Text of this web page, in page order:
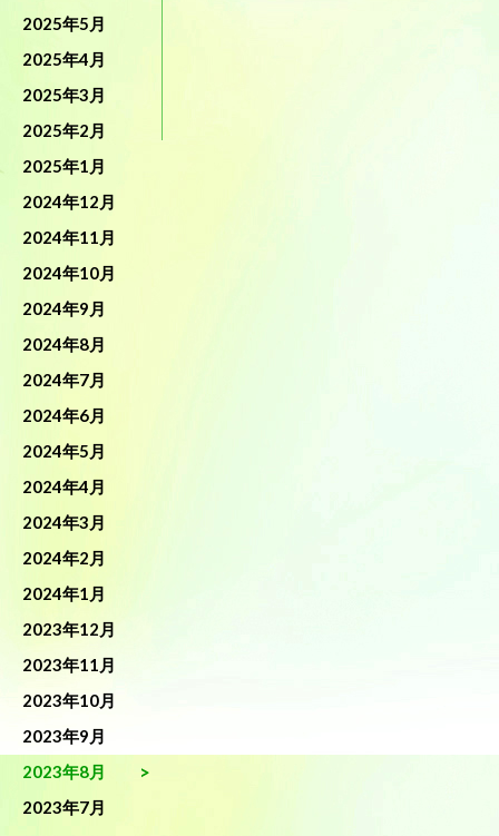
2025年5月
2025年4月
2025年3月
2025年2月
2025年1月
2024年12月
2024年11月
2024年10月
2024年9月
2024年8月
2024年7月
2024年6月
2024年5月
2024年4月
2024年3月
2024年2月
2024年1月
2023年12月
2023年11月
2023年10月
2023年9月
2023年8月
2023年7月